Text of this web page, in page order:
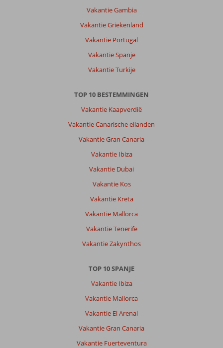
Vakantie Gambia
Vakantie Griekenland
Vakantie Portugal
Vakantie Spanje
Vakantie Turkije
TOP 10 BESTEMMINGEN
Vakantie Kaapverdië
Vakantie Canarische eilanden
Vakantie Gran Canaria
Vakantie Ibiza
Vakantie Dubai
Vakantie Kos
Vakantie Kreta
Vakantie Mallorca
Vakantie Tenerife
Vakantie Zakynthos
TOP 10 SPANJE
Vakantie Ibiza
Vakantie Mallorca
Vakantie El Arenal
Vakantie Gran Canaria
Vakantie Fuerteventura